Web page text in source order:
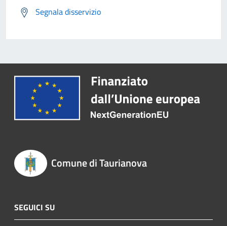
Segnala disservizio
Comune di Taurianova
SEGUICI SU